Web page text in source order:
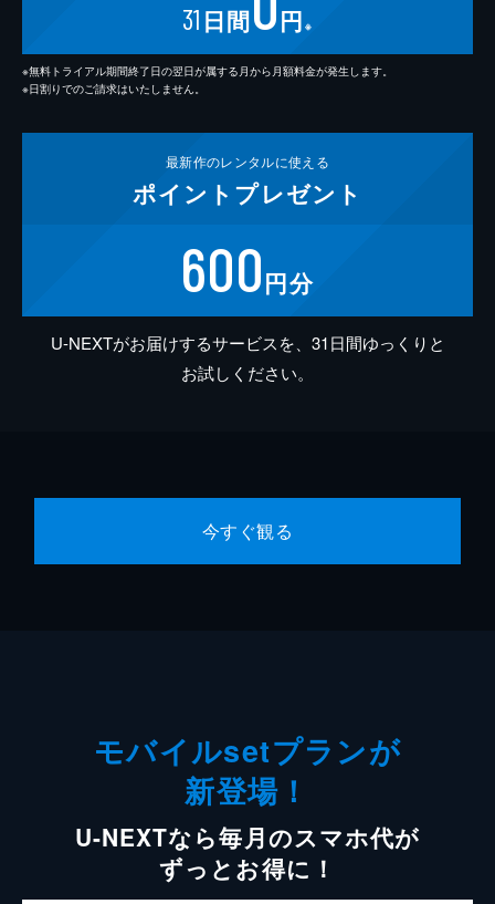
31 日間 円 ※
※無料トライアル期間終了日の翌日が属する月から月額料金が発生します。
※日割りでのご請求はいたしません。
最新作のレンタルに使える
ポイント プレゼント
600円分
U-NEXTがお届けするサービスを、31日間ゆっくりと
お試しください。
今すぐ観る
モバイルsetプランが
新登場！
U-NEXTなら毎月のスマホ代が
ずっとお得に！